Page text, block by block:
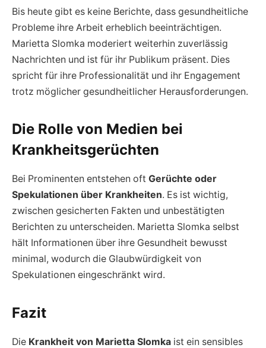
Bis heute gibt es keine Berichte, dass gesundheitliche
Probleme ihre Arbeit erheblich beeinträchtigen.
Marietta Slomka moderiert weiterhin zuverlässig
Nachrichten und ist für ihr Publikum präsent. Dies
spricht für ihre Professionalität und ihr Engagement
trotz möglicher gesundheitlicher Herausforderungen.
Die Rolle von Medien bei
Krankheitsgerüchten
Bei Prominenten entstehen oft Gerüchte oder
Spekulationen über Krankheiten. Es ist wichtig,
zwischen gesicherten Fakten und unbestätigten
Berichten zu unterscheiden. Marietta Slomka selbst
hält Informationen über ihre Gesundheit bewusst
minimal, wodurch die Glaubwürdigkeit von
Spekulationen eingeschränkt wird.
Fazit
Die Krankheit von Marietta Slomka ist ein sensibles